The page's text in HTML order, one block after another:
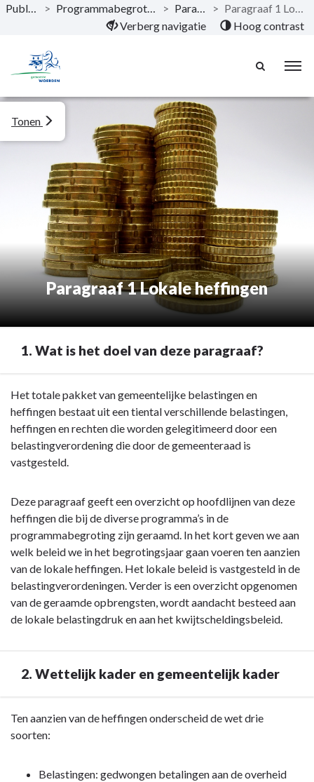
Naar hoofdinhoud
Publicaties > Programmabegroting 2020 - 2023 > Paragrafen >
Paragraaf 1 Lokale heffingen
Verberg navigatie
Hoog contrast
Paragraaf 1 Lokale heffingen
Tonen
1. Wat is het doel van deze paragraaf?
Terug
naar
navigatie
Paragraaf
Lokale
heffingen
doel
Het totale pakket van gemeentelijke belastingen en
heffingen bestaat uit een tiental verschillende belastingen,
heffingen en rechten die worden gelegitimeerd door een
belastingverordening die door de gemeenteraad is
vastgesteld.
Deze paragraaf geeft een overzicht op hoofdlijnen van deze
heffingen die bij de diverse programma’s in de
programmabegroting zijn geraamd. In het kort geven we aan
welk beleid we in het begrotingsjaar gaan voeren ten aanzien
van de lokale heffingen. Het lokale beleid is vastgesteld in de
belastingverordeningen. Verder is een overzicht opgenomen
van de geraamde opbrengsten, wordt aandacht besteed aan
de lokale belastingdruk en aan het kwijtscheldingsbeleid.
2. Wettelijk kader en gemeentelijk kader
Terug
naar
Ten aanzien van de heffingen onderscheid de wet drie
soorten:
Belastingen: gedwongen betalingen aan de overheid